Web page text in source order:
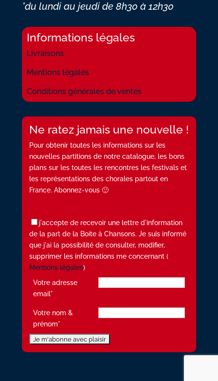
*du lundi au jeudi de 8h30 à 12h30
Informations légales
Livraisons
Mentions légales
Conditions générales de ventes
Ne ratez jamais une nouvelle !
Pour obtenir toutes les informations sur les
nouvelles partitions de notre catalogue, les bons
plans sur les toutes les rencontres les festivals et
les représentations des chorales partout en
France. Abonnez-vous 🙂
j'accepte de recevoir une lettre d'information
de la part de la Boite à Chansons. Je suis informé
que j'ai la possibilité de consulter, modifier,
supprimer les informations me concernant (
Mentions légales)
Votre adresse
email*
Votre nom &
prénom*